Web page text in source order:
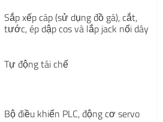
Sắp xếp cáp (sử dụng đồ gá), cắt,
tước, ép dập cos và lắp jack nối dây
Tự động tái chế
Bộ điều khiển PLC, động cơ servo